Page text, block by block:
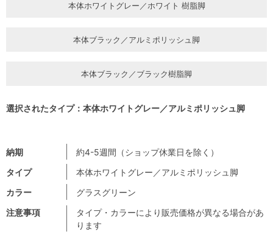
注意事項
タイプ・カラーにより販売価格が異なる場合があ
ります
納期
約4-5週間（ショップ休業日を除く）
タイプ
本体ホワイトグレー／アルミポリッシュ脚
カラー
グラスグリーン
本体ホワイトグレー／ホワイト 樹脂脚
本体ブラック／アルミポリッシュ脚
本体ブラック／ブラック樹脂脚
選択されたタイプ：本体ホワイトグレー／アルミポリッシュ脚